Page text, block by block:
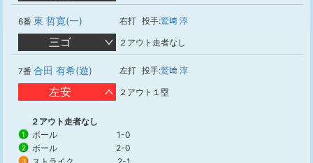
6番 東 哲寛(一) 右打 投手:鷲﨑 淳
三ゴ ２アウト走者なし
7番 合田 有希(遊) 左打 投手:鷲﨑 淳
左安 ２アウト１塁
２アウト走者なし
1 ボール 1-0
2 ボール 2-0
3